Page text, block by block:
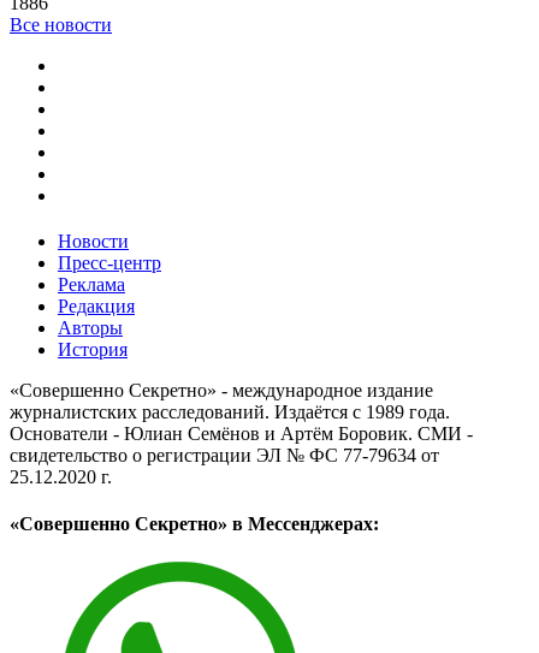
Все новости
Новости
Пресс-центр
Реклама
Редакция
Авторы
История
«Совершенно Секретно» - международное издание
журналистских расследований. Издаётся с 1989 года.
Основатели - Юлиан Семёнов и Артём Боровик. CМИ -
свидетельство о регистрации ЭЛ № ФС 77-79634 от
25.12.2020 г.
«Совершенно Секретно» в Мессенджерах: